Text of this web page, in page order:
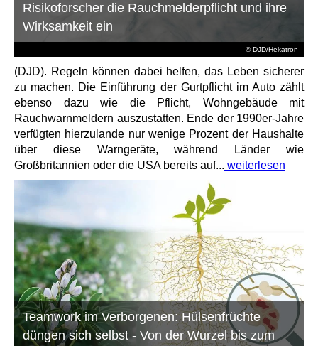
© DJD/Hekatron
Risikoforscher die Rauchmelderpflicht und ihre
Wirksamkeit ein
(DJD). Regeln können dabei helfen, das Leben sicherer
zu machen. Die Einführung der Gurtpflicht im Auto zählt
ebenso dazu wie die Pflicht, Wohngebäude mit
Rauchwarnmeldern auszustatten. Ende der 1990er-Jahre
verfügten hierzulande nur wenige Prozent der Haushalte
über diese Warngeräte, während Länder wie
Großbritannien oder die USA bereits auf... weiterlesen
Teamwork im Verborgenen: Hülsenfrüchte
düngen sich selbst - Von der Wurzel bis zum